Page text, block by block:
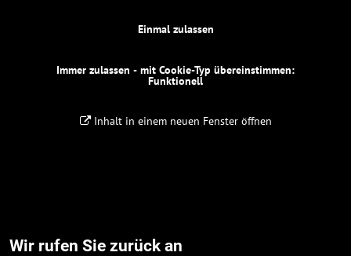
Einmal zulassen
Immer zulassen - mit Cookie-Typ übereinstimmen:
Funktionell
Inhalt in einem neuen Fenster öffnen
Wir rufen Sie zurück an